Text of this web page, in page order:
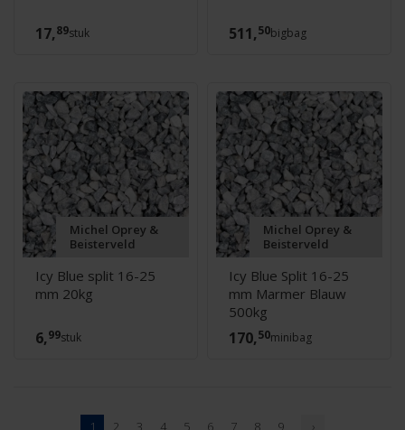
17,89stuk 511,50bigbag
Michel Oprey &
Beisterveld
Icy Blue split 16-25
mm 20kg
6,99stuk
Michel Oprey &
Beisterveld
Icy Blue Split 16-25
mm Marmer Blauw
500kg
170,50minibag
1 2 3 4 5 6 7 8 9 ›